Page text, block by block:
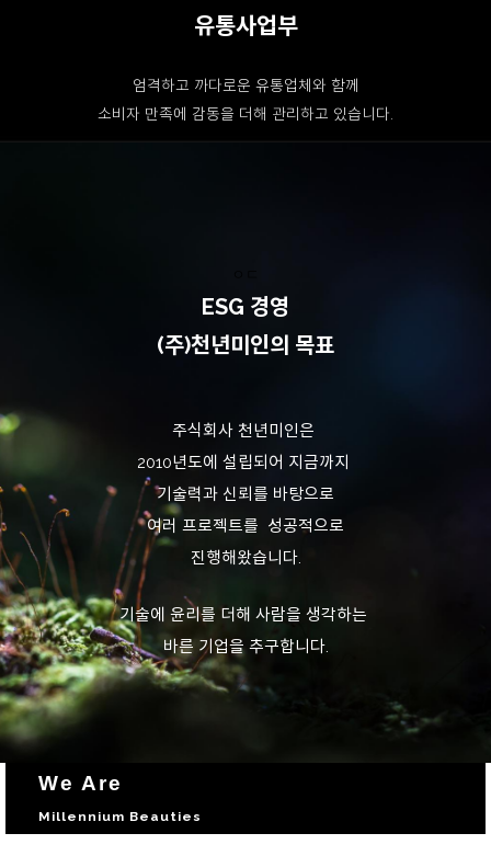
유통사업부
엄격하고 까다로운 유통업체와 함께
소비자 만족에 감동을 더해 관리하고 있습니다.
ESG 경영
(주)천년미인의 목표
주식회사 천년미인은
2010년도에 설립되어 지금까지
기술력과 신뢰를 바탕으로
여러 프로젝트를 성공적으로
진행해왔습니다.
기술에 윤리를 더해 사람을 생각하는
바른 기업을 추구합니다.
We Are
Millennium Beauties